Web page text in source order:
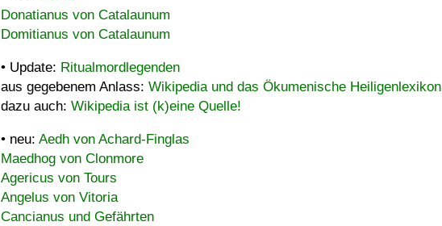
Donatianus von Catalaunum
Domitianus von Catalaunum
• Update: Ritualmordlegenden
aus gegebenem Anlass: Wikipedia und das Ökumenische Heiligenlexikon
dazu auch: Wikipedia ist (k)eine Quelle!
• neu: Aedh von Achard-Finglas
Maedhog von Clonmore
Agericus von Tours
Angelus von Vitoria
Cancianus und Gefährten